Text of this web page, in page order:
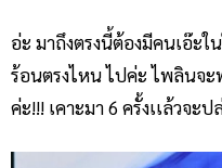
อ่ะ มาถึงตรงนี้ต้องมีคนเอ๊ะใ
ร้อนตรงไหน ไปค่ะ ไพลินจะ
ค่ะ!!! เคาะมา 6 ครั้งเเล้วจะ